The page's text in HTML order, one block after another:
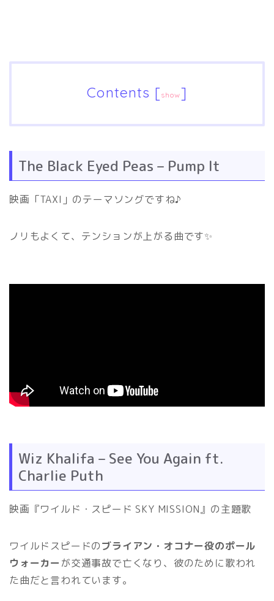
Contents [show]
The Black Eyed Peas – Pump It
映画「TAXI」のテーマソングですね♪
ノリもよくて、テンションが上がる曲です✨
Wiz Khalifa – See You Again ft.
Charlie Puth
映画『ワイルド・スピード SKY MISSION』の主題歌
ワイルドスピードのブライアン・オコナー役のポール
ウォーカー が交通事故で亡くなり、彼のために歌われ
た曲だと言われています。